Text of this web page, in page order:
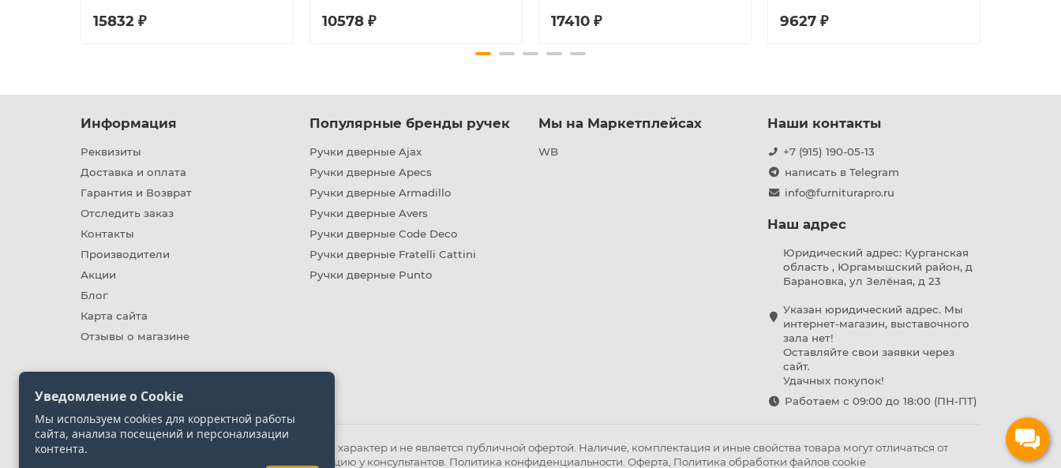
15832 ₽ 10578 ₽ 17410 ₽ 9627 ₽
Информация
Реквизиты
Доставка и оплата
Гарантия и Возврат
Отследить заказ
Контакты
Производители
Акции
Блог
Карта сайта
Отзывы о магазине
Популярные бренды ручек
Ручки дверные Ajax
Ручки дверные Apecs
Ручки дверные Armadillo
Ручки дверные Avers
Ручки дверные Code Deco
Ручки дверные Fratelli Cattini
Ручки дверные Punto
Мы на Маркетплейсах
WB
Наши контакты
+7 (915) 190-05-13
написать в Telegram
info@furniturapro.ru
Наш адрес
Юридический адрес: Курганская
область , Юргамышский район, д
Барановка, ул Зелёная, д 23
Указан юридический адрес. Мы
интернет-магазин, выставочного
зала нет!
Оставляйте свои заявки через
сайт.
Удачных покупок!
Работаем с 09:00 до 18:00 (ПН-ПТ)
Информация на сайте носит ознакомительный характер и не является публичной офертой. Наличие, комплектация и иные свойства товара могут отличаться от
представленных на сайте. Уточняйте информацию у консультантов. Политика конфиденциальности Оферта Политика обработки файлов cookie
Уведомление о Cookie
Мы используем cookies для корректной работы
сайта, анализа посещений и персонализации
контента.